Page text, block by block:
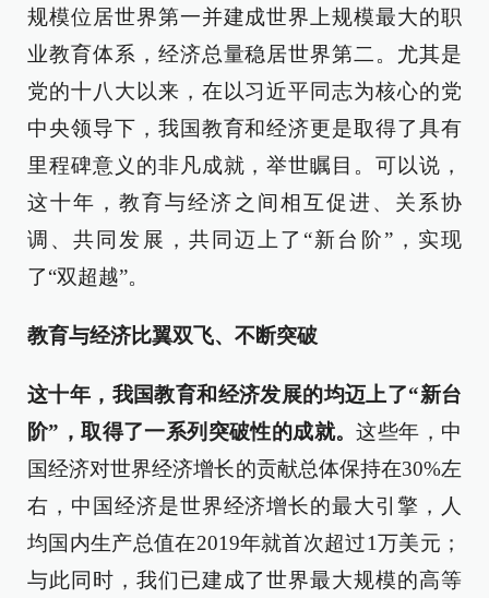
规模位居世界第一并建成世界上规模最大的职
业教育体系，经济总量稳居世界第二。尤其是
党的十八大以来，在以习近平同志为核心的党
中央领导下，我国教育和经济更是取得了具有
里程碑意义的非凡成就，举世瞩目。可以说，
这十年，教育与经济之间相互促进、关系协
调、共同发展，共同迈上了“新台阶”，实现
了“双超越”。
教育与经济比翼双飞、不断突破
这十年，我国教育和经济发展的均迈上了“新台
阶”，取得了一系列突破性的成就。这些年，中
国经济对世界经济增长的贡献总体保持在30%左
右，中国经济是世界经济增长的最大引擎，人
均国内生产总值在2019年就首次超过1万美元；
与此同时，我们已建成了世界最大规模的高等